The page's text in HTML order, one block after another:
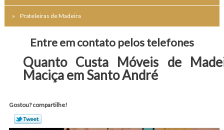
Prateleiras de Madeira
Entre em contato pelos telefones
Quanto Custa Móveis de
Maciça em Santo André
Gostou? compartilhe!